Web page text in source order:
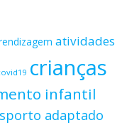
atividades
crianças
infantil
adaptado